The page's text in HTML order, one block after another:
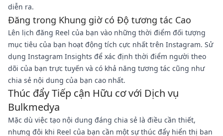
diễn ra.
Đăng trong Khung giờ có Độ tương tác Cao
Lên lịch đăng Reel của bạn vào những thời điểm đối tượng
mục tiêu của bạn hoạt động tích cực nhất trên Instagram. Sử
dụng Instagram Insights để xác định thời điểm người theo
dõi của bạn trực tuyến và có khả năng tương tác cũng như
chia sẻ nội dung của bạn cao nhất.
Thúc đẩy Tiếp cận Hữu cơ với Dịch vụ
Bulkmedya
Mặc dù việc tạo nội dung đáng chia sẻ là điều cần thiết,
nhưng đôi khi Reel của bạn cần một sự thúc đẩy hiển thị ban